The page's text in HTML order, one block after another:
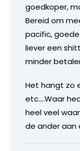
goedkoper,
Bereid om
pacific,
liever een
minder
Het hangt zo
etc….Waar
heel veel
de ander aan